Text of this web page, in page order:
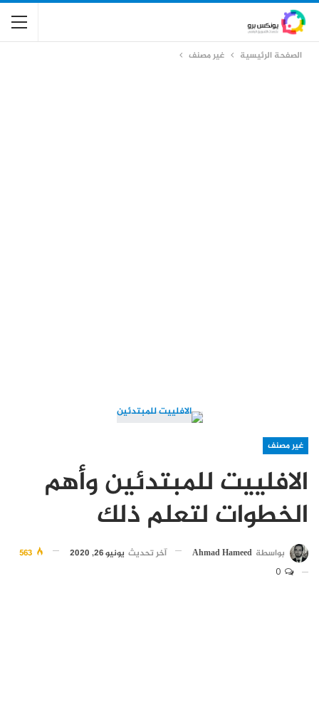
الصفحة الرئيسية غير مصنف
غير مصنف
الافلييت للمبتدئين وأهم
الخطوات لتعلم ذلك
بواسطة Ahmad Hameed آخر تحديث يونيو 26, 2020